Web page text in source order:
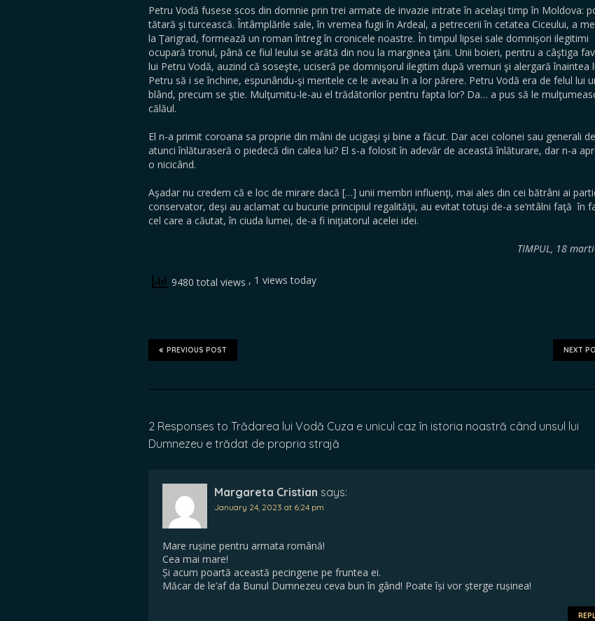
Petru Vodă fusese scos din domnie prin trei armate de invazie intrate în acelaşi timp în Moldova:
tătară şi turcească. Întâmplările sale, în vremea fugii în Ardeal, a petrecerii în cetatea Ciceului, a
la Ţarigrad, formează un roman întreg în cronicele noastre. În timpul lipsei sale domnişori ilegitimi
ocupară tronul, până ce fiul leului se arătă din nou la marginea ţării. Unii boieri, pentru a câştiga
lui Petru Vodă, auzind că soseşte, uciseră pe domnişorul ilegitim după vremuri şi alergară înaintea
Petru să i se închine, espunându-şi meritele ce le aveau în a lor părere. Petru Vodă era de felul lui
blând, precum se ştie. Mulţumitu-le-au el trădătorilor pentru fapta lor? Da… a pus să le
călăul.
El n-a primit coroana sa proprie din mâni de ucigaşi şi bine a făcut. Dar acei colonei sau generali
atunci înlăturaseră o piedecă din calea lui? El s-a folosit în adevăr de această înlăturare, dar n-a
o nicicând.
Aşadar nu credem că e loc de mirare dacă […] unii membri influenţi, mai ales din cei bătrâni ai
conservator, deşi au aclamat cu bucurie principiul regalităţii, au evitat totuşi de-a se‘ntâlni faţă în
cel care a căutat, în ciuda lumei, de-a fi iniţiatorul acelei idei.
TIMPUL, 18
9480 total views , 1 views today
NEXT
PREVIOUS POST
2 Responses to Trădarea lui Vodă Cuza e unicul caz în istoria noastră când unsul lui
Dumnezeu e trădat de propria strajă
Margareta Cristian says:
January 24, 2023 at 6:24 pm
Mare rușine pentru armata română!
Cea mai mare!
Și acum poartă această pecingene pe fruntea ei.
Măcar de le’af da Bunul Dumnezeu ceva bun în gând! Poate își vor șterge rușinea!